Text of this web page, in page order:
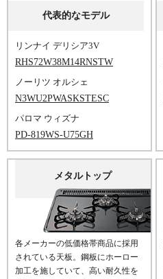
代表的なモデル
リンナイ デリシア3V
RHS72W38M14RNSTW
ノーリツ オルシェ
N3WU2PWASKSTESC
パロマ ウィズナ
PD-819WS-U75GH
メタルトップ
各メーカーの低価格帯商品に採用
されている天板。鋼板にホーロー
加工を施していて、高い耐久性を